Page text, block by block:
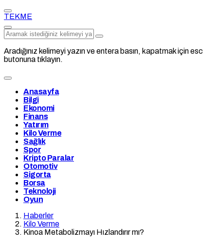
TEKME
Aradığınız kelimeyi yazın ve entera basın, kapatmak için esc
butonuna tıklayın.
Anasayfa
Bilgi
Ekonomi
Finans
Yatırım
Kilo Verme
Sağlık
Spor
Kripto Paralar
Otomotiv
Sigorta
Borsa
Teknoloji
Oyun
Haberler
Kilo Verme
Kinoa Metabolizmayı Hızlandırır mı?